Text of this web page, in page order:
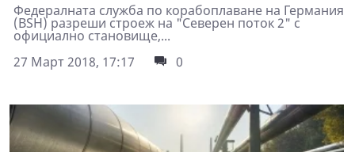
Федералната служба по корабоплаване на Германия
(BSH) разреши строеж на "Северен поток 2" с
официално становище,...
27 Март 2018, 17:17
0